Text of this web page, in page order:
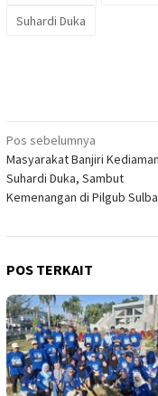
Suhardi Duka
Navigasi
pos
Pos sebelumnya
Masyarakat Banjiri Kediaman
Suhardi Duka, Sambut
Kemenangan di Pilgub
POS TERKAIT